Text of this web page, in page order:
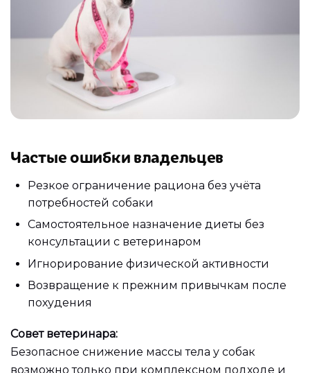
Частые ошибки владельцев
Резкое ограничение рациона без учёта
потребностей собаки
Самостоятельное назначение диеты без
консультации с ветеринаром
Игнорирование физической активности
Возвращение к прежним привычкам после
похудения
Совет ветеринара:
Безопасное снижение массы тела у собак
возможно только при комплексном подходе и